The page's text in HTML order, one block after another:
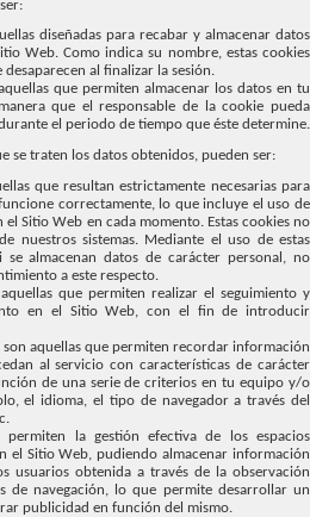
diseñadas para recabar y almacenar datos
Web. Como indica su nombre, estas cookies
al finalizar la sesión.
que permiten almacenar los datos en tu
que el responsable de la cookie pueda
el periodo de tiempo que éste determine.
se traten los datos obtenidos, pueden ser:
que resultan estrictamente necesarias para
correctamente, lo que incluye el uso de
el Sitio Web en cada momento. Estas cookies no
nuestros sistemas. Mediante el uso de estas
almacenan datos de carácter personal, no
a este respecto.
que permiten realizar el seguimiento y
en el Sitio Web, con el fin de introducir
son aquellas que permiten recordar información
al servicio con características de carácter
de una serie de criterios en tu equipo y/o
el idioma, el tipo de navegador a través del
permiten la gestión efectiva de los espacios
el Sitio Web, pudiendo almacenar información
usuarios obtenida a través de la observación
de navegación, lo que permite desarrollar un
publicidad en función del mismo.